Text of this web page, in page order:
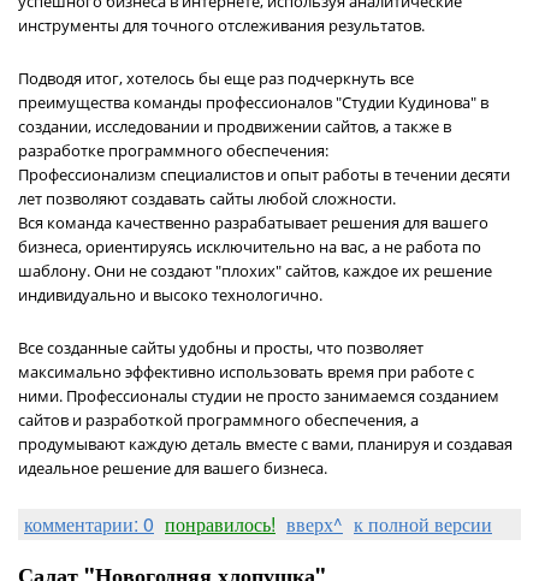
инструменты для точного отслеживания результатов.
Подводя итог, хотелось бы еще раз подчеркнуть все
преимущества команды профессионалов "Студии Кудинова" в
создании, исследовании и продвижении сайтов, а также в
разработке программного обеспечения:
Профессионализм специалистов и опыт работы в течении десяти
лет позволяют создавать сайты любой сложности.
Вся команда качественно разрабатывает решения для вашего
бизнеса, ориентируясь исключительно на вас, а не работа по
шаблону. Они не создают "плохих" сайтов, каждое их решение
индивидуально и высоко технологично.
Все созданные сайты удобны и просты, что позволяет
максимально эффективно использовать время при работе с
ними. Профессионалы студии не просто занимаемся созданием
сайтов и разработкой программного обеспечения, а
продумывают каждую деталь вместе с вами, планируя и создавая
идеальное решение для вашего бизнеса.
комментарии: 0 понравилось! вверх^ к полной версии